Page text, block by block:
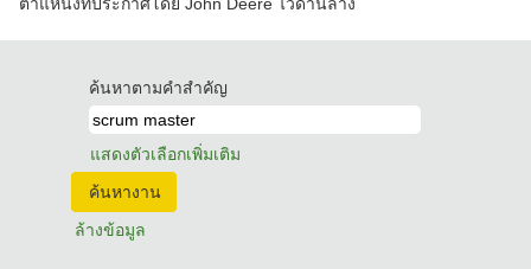
ค้นหาตามคำสำคัญ
แสดงตัวเลือกเพิ่มเติม
ล้างข้อมูล